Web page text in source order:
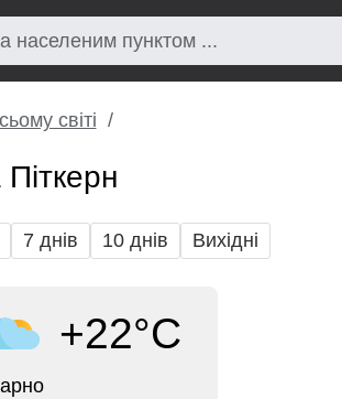
світі
7 днів 10 днів Вихідні
+22°C